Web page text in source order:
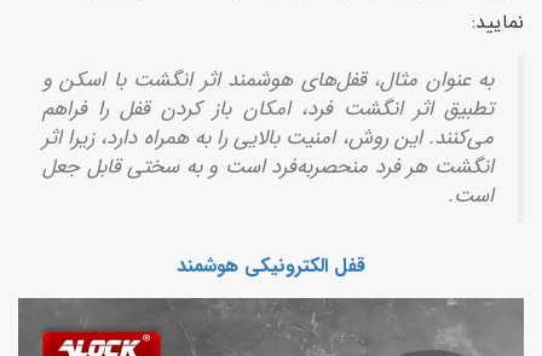
نمایید:
به عنوان مثال، قفل‌های هوشمند اثر انگشت با اسکن و
تطبیق اثر انگشت فرد، امکان باز کردن قفل را فراهم
می‌کنند. این روش، امنیت بالایی را به همراه دارد، زیرا اثر
انگشت هر فرد منحصربه‌فرد است و به سختی قابل جعل
است.
‫قفل الکترونیکی هوشمند